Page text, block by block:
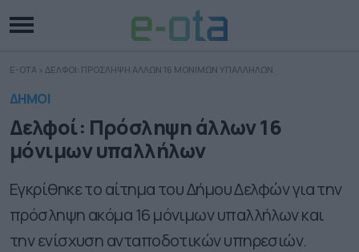
E-OTA » ΔΕΛΦΟΙ: ΠΡΟΣΛΗΨΗ ΑΛΛΩΝ 16 ΜΟΝΙΜΩΝ ΥΠΑΛΛΗΛΩΝ
ΔΗΜΟΙ
Δελφοί: Πρόσληψη άλλων 16
μόνιμων υπαλλήλων
Εγκρίθηκε το αίτημα του Δήμου Δελφών για την
πρόσληψη ακόμα 16 μόνιμων υπαλλήλων και
την ενίσχυση ανταποδοτικών υπηρεσιών.